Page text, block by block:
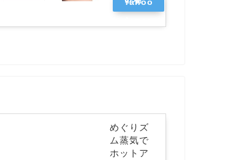
Yahoo
めぐりズ
ム蒸気で
ホットア